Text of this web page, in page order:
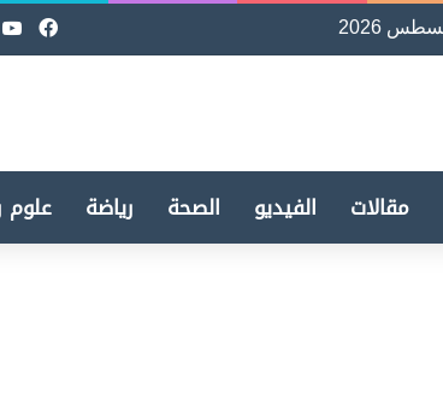
مقالات الفيديو الصحة رياضة علوم